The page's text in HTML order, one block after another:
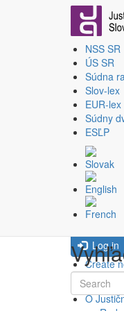
Skip to main contentNSS SR
ÚS SR
Súdna
Slov-lex
EUR-lex
Súdny
ESĽP
Search
Username
Password
Nedá sa
Log in
Create
Reset
O